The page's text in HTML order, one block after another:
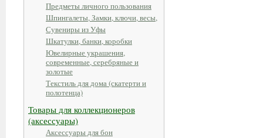
Предметы личного пользования
Шпингалеты, Замки, ключи, весы,
Сувениры из Уфы
Шкатулки, банки, коробки
Ювелирные украшения,
современные, серебряные и
золотые
Текстиль для дома (скатерти и
полотенца)
Товары для коллекционеров
(аксессуары)
Аксессуары для бон